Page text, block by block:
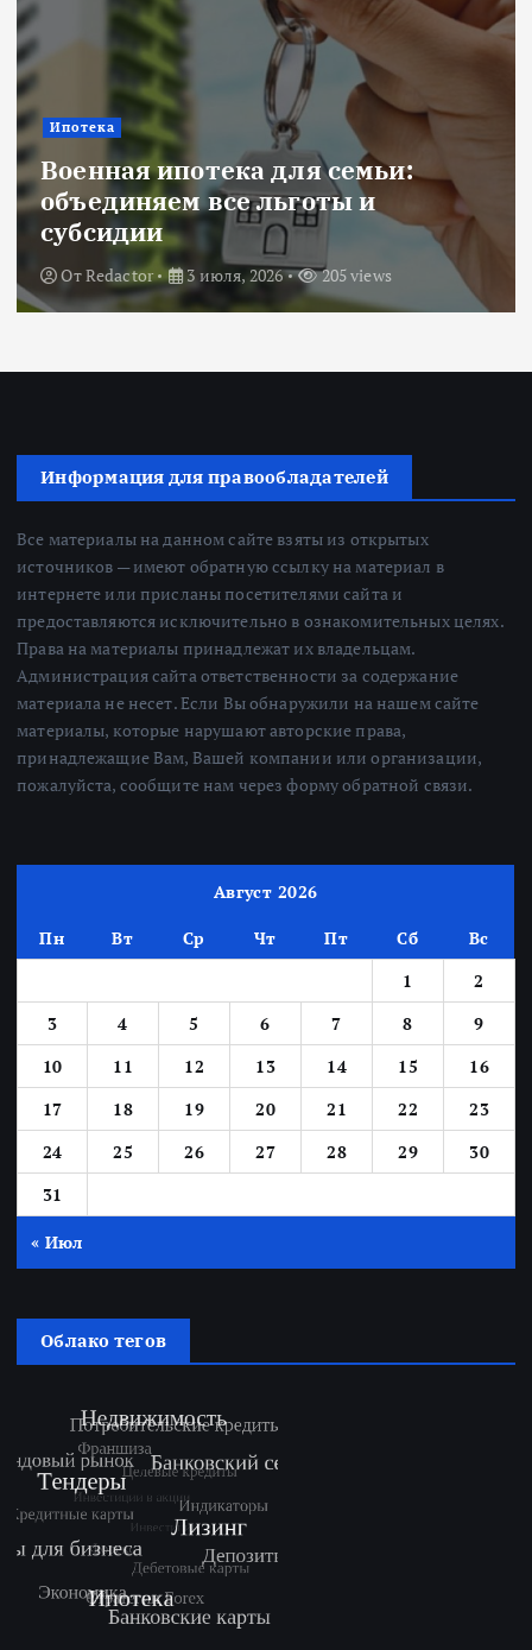
Новости
Title: ИИ в финансовом секторе:
оценка рисков и выбор банка
ОтRedactor 18 июня, 2026 224 views
Информация для правообладателей
Все материалы на данном сайте взяты из открытых
источников — имеют обратную ссылку на материал в
интернете или присланы посетителями сайта и
предоставляются исключительно в ознакомительных целях.
Права на материалы принадлежат их владельцам.
Администрация сайта ответственности за содержание
материала не несет. Если Вы обнаружили на нашем сайте
материалы, которые нарушают авторские права,
принадлежащие Вам, Вашей компании или организации,
пожалуйста, сообщите нам через форму обратной связи.
Август 2026
Пн Вт Ср Чт Пт Сб
Вс
1
2
3
4 5 6 7 8
9
10
11 12 13 14 15
16
17
18 19 20 21 22
23
24
25 26 27 28 29
30
31
« Июл
Облако тегов